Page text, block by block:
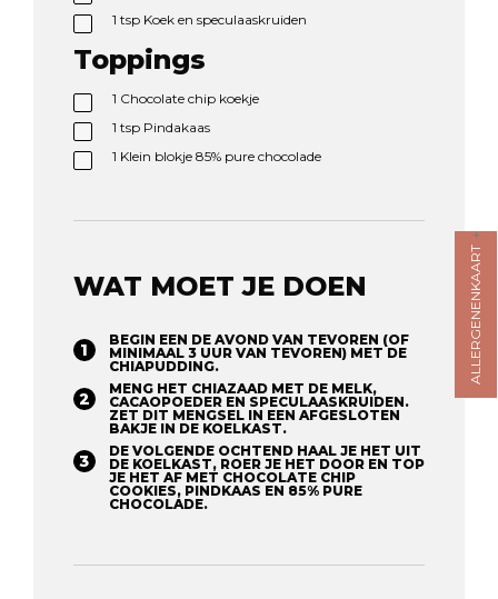
ALLERGENENKAART
1 tspKoek en speculaaskruiden
Toppings
1 Chocolate chip koekje
1 tspPindakaas
1 Klein blokje 85% pure chocolade
WAT MOET JE DOEN
BEGIN EEN DE AVOND VAN TEVOREN (OF
MINIMAAL 3 UUR VAN TEVOREN) MET DE
CHIAPUDDING.
MENG HET CHIAZAAD MET DE MELK,
CACAOPOEDER EN SPECULAASKRUIDEN.
ZET DIT MENGSEL IN EEN AFGESLOTEN
BAKJE IN DE KOELKAST.
DE VOLGENDE OCHTEND HAAL JE HET UIT
DE KOELKAST, ROER JE HET DOOR EN TOP
JE HET AF MET CHOCOLATE CHIP
COOKIES, PINDKAAS EN 85% PURE
CHOCOLADE.